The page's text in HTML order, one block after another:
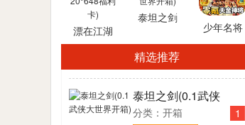
武魂觉醒)
漂在江湖
20*648福
泰坦之剑
世界开箱)
少年名将
(送金将无
精选推荐
泰坦之剑(0.1武侠
大世界开箱)
分类：开箱
1